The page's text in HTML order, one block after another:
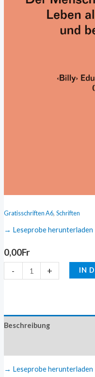
Gratisschriften A6, Schriften
→ Leseprobe herunterladen
0,00Fr
- + IN
Beschreibung
→ Leseprobe herunterladen